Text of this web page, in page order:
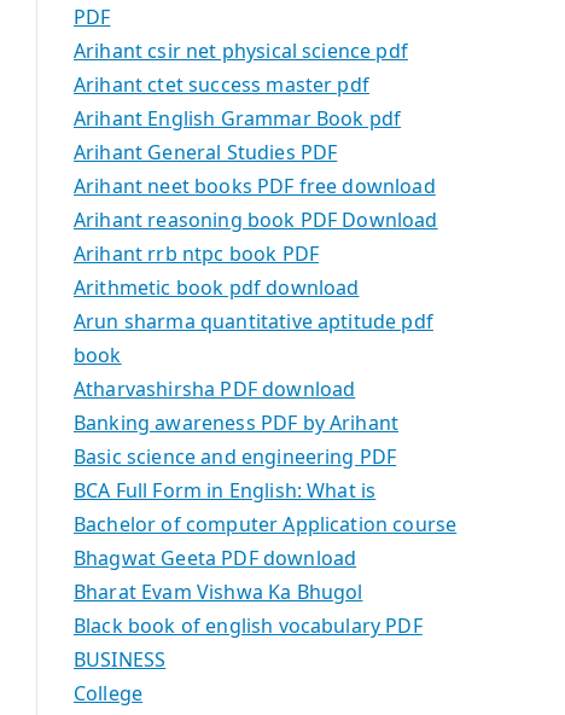
PDF
Arihant csir net physical science pdf
Arihant ctet success master pdf
Arihant English Grammar Book pdf
Arihant General Studies PDF
Arihant neet books PDF free download
Arihant reasoning book PDF Download
Arihant rrb ntpc book PDF
Arithmetic book pdf download
Arun sharma quantitative aptitude pdf
book
Atharvashirsha PDF download
Banking awareness PDF by Arihant
Basic science and engineering PDF
BCA Full Form in English: What is
Bachelor of computer Application course
Bhagwat Geeta PDF download
Bharat Evam Vishwa Ka Bhugol
Black book of english vocabulary PDF
BUSINESS
College